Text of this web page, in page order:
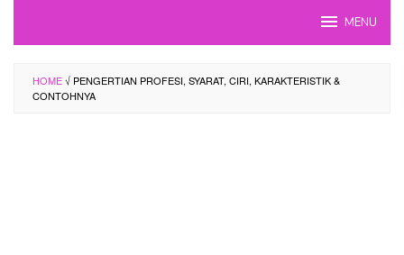
MENU
HOME√ PENGERTIAN PROFESI, SYARAT, CIRI, KARAKTERISTIK &
CONTOHNYA